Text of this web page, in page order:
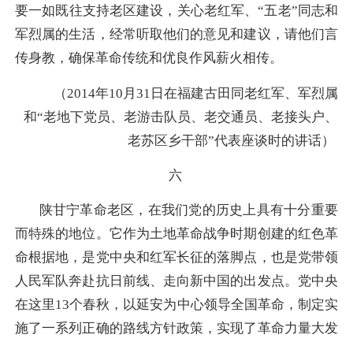
要一如既往支持老区建设，关心老红军、“五老”同志和
军烈属的生活，经常听取他们的意见和建议，请他们言
传身教，确保革命传统和优良作风薪火相传。
（2014年10月31日在福建古田同老红军、军烈属
和“老地下党员、老游击队员、老交通员、老接头户、
老苏区乡干部”代表座谈时的讲话）
六
陕甘宁革命老区，在我们党的历史上具有十分重要
而特殊的地位。它作为土地革命战争时期创建的红色革
命根据地，是党中央和红军长征的落脚点，也是党带领
人民军队奔赴抗日前线、走向新中国的出发点。党中央
在这里13个春秋，以延安为中心领导全国革命，制定实
施了一系列正确的路线方针政策，实现了革命力量大发